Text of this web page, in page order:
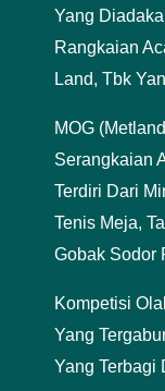
Yang
Rangkaian
Land, Tbk
MOG
Serangkaian
Terdiri Dari
Tenis Meja,
Gobak Sodor
Kompetisi
Yang
Yang Terbagi